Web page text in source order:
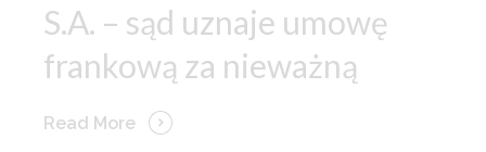
S.A. – sąd uznaje umowę
frankową za nieważną
Read More